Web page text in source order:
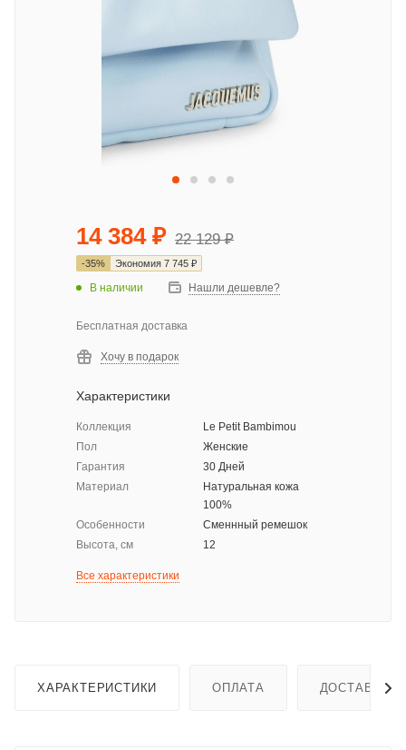
14 384₽ 22 129₽
-35% Экономия 7 745 ₽
В наличии Нашли дешевле?
Бесплатная доставка
Хочу в подарок
Характеристики
Коллекция
Le Petit Bambimou
Пол
Женские
Гарантия
30 Дней
Материал
Натуральная кожа
100%
Особенности
Сменнный ремешок
Высота, см
12
Все характеристики
ХАРАКТЕРИСТИКИ ОПЛАТА ДОСТАВКА